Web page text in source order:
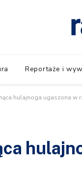
Reportaże i
hulajnoga ugaszona w